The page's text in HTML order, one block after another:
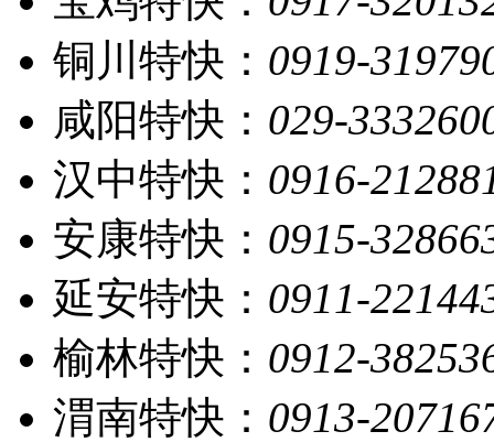
铜川特快： 0919-
咸阳特快： 029-
汉中特快： 0916-
安康特快： 0915-
延安特快： 0911-
榆林特快： 0912-
渭南特快： 0913-